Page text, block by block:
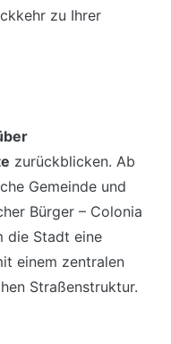
zu Ihrer
zurückblicken. Ab
Gemeinde und
Bürger – Colonia
die Stadt eine
einem zentralen
Straßenstruktur.